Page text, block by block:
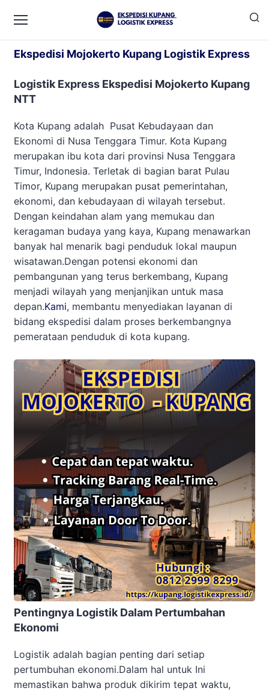
Ekspedisi Mojokerto Kupang
Ekspedisi Mojokerto Kupang Logistik Express
Logistik Express Ekspedisi Mojokerto Kupang
NTT
Kota Kupang adalah Pusat Kebudayaan dan
Ekonomi di Nusa Tenggara Timur. Kota Kupang
merupakan ibu kota dari provinsi Nusa Tenggara
Timur, Indonesia. Terletak di bagian barat Pulau
Timor, Kupang merupakan pusat pemerintahan,
ekonomi, dan kebudayaan di wilayah tersebut.
Dengan keindahan alam yang memukau dan
keragaman budaya yang kaya, Kupang menawarkan
banyak hal menarik bagi penduduk lokal maupun
wisatawan.Dengan potensi ekonomi dan
pembangunan yang terus berkembang, Kupang
menjadi wilayah yang menjanjikan untuk masa
depan.Kami, membantu menyediakan layanan di
bidang ekspedisi dalam proses berkembangnya
pemerataan penduduk di kota kupang.
Pentingnya Logistik Dalam Pertumbahan
Ekonomi
Logistik adalah bagian penting dari setiap
pertumbuhan ekonomi.Dalam hal untuk Ini
memastikan bahwa produk dikirim tepat waktu,